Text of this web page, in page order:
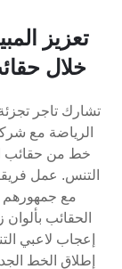
تعزيز
خلال
تشارك تاجر
خط من حقائب
التنس. عمل
مع جمهورهم
الحقائب
إعجاب لاعبي
إطلاق الخط